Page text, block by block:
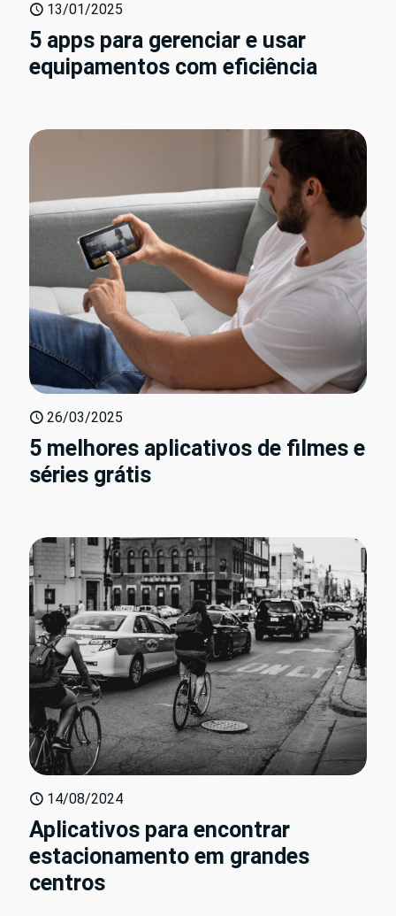
13/01/2025
5 apps para gerenciar e usar
equipamentos com eficiência
26/03/2025
5 melhores aplicativos de filmes e
séries grátis
14/08/2024
Aplicativos para encontrar
estacionamento em grandes
centros